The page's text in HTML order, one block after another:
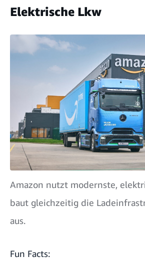
Elektrische Lkw
Amazon nutzt modernste,
baut gleichzeitig die
aus.
Fun Facts: